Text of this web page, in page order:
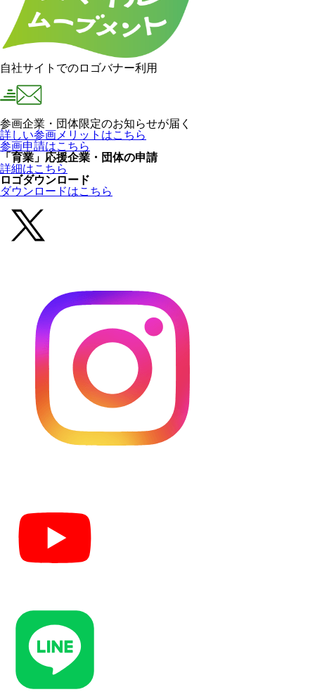
自社サイトでのロゴバナー利用
参画企業・団体限定のお知らせが届く
詳しい参画メリットはこちら
参画申請はこちら
「育業」応援企業・団体の申請
詳細はこちら
ロゴダウンロード
ダウンロードはこちら